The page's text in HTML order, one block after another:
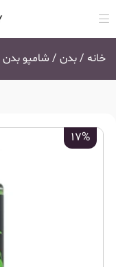
خانه /بدن / شامپو بدن
17%